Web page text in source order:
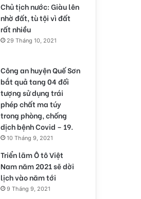
Chủ tịch nước: Giàu lên
nhờ đất, tù tội vì đất
rất nhiều
29 Tháng 10, 2021
Công an huyện Quế Sơn
bắt quả tang 04 đối
tượng sử dụng trái
phép chất ma túy
trong phòng, chống
dịch bệnh Covid – 19.
10 Tháng 9, 2021
Triển lãm Ô tô Việt
Nam năm 2021 sẽ dời
lịch vào năm tới
9 Tháng 9, 2021